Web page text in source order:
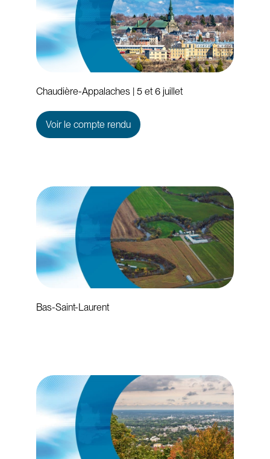
Chaudière-Appalaches | 5 et 6 juillet
Voir le compte rendu
Bas-Saint-Laurent